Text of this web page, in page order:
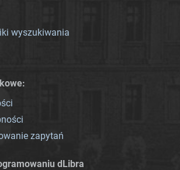
wyszukiwania
zapytań
dLibra